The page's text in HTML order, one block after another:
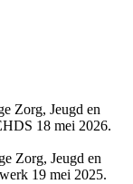
Zorg, Jeugd en
18 mei 2026.
Zorg, Jeugd en
19 mei 2025.